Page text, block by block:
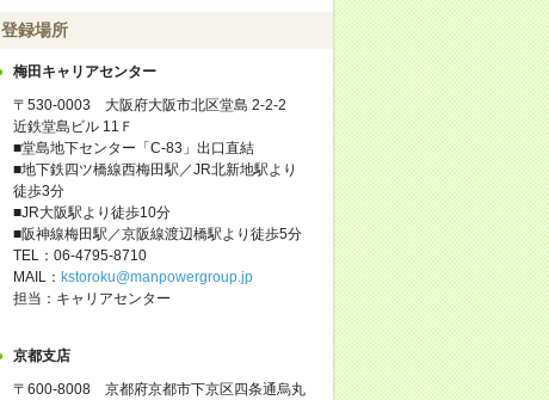
登録場所
梅田キャリアセンター
〒530-0003 大阪府大阪市北区堂島 2-2-2
近鉄堂島ビル 11Ｆ
■堂島地下センター「C-83」出口直結
■地下鉄四ツ橋線西梅田駅／JR北新地駅より
徒歩3分
■JR大阪駅より徒歩10分
■阪神線梅田駅／京阪線渡辺橋駅より徒歩5分
TEL：06-4795-8710
MAIL： kstoroku@manpowergroup.jp
担当：キャリアセンター
京都支店
〒600-8008 京都府京都市下京区四条通烏丸